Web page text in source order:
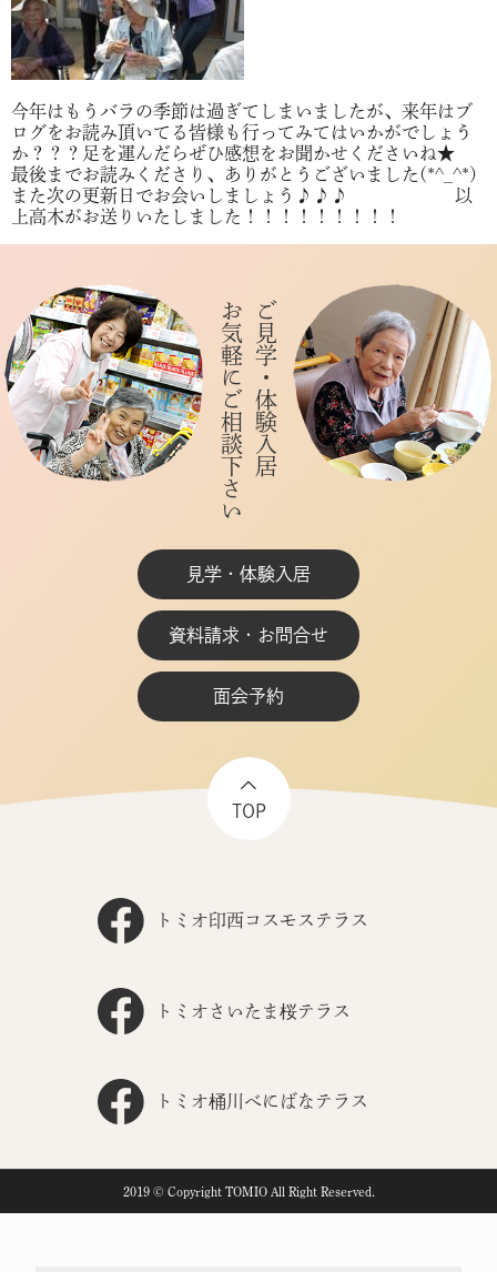
今年はもうバラの季節は過ぎてしまいましたが、来年はブ
ログをお読み頂いてる皆様も行ってみてはいかがでしょう
か？？？足を運んだらぜひ感想をお聞かせくださいね★
最後までお読みくださり、ありがとうございました(*^_^*)
また次の更新日でお会いしましょう♪♪♪ 以
上高木がお送りいたしました！！！！！！！！！
お気軽にご相談下さいご見学・体験入居
見学・体験入居
資料請求・お問合せ
面会予約
TOP
トミオ印西コスモステラス
トミオさいたま桜テラス
トミオ桶川べにばなテラス
2019 © Copyright TOMIO All Right Reserved.